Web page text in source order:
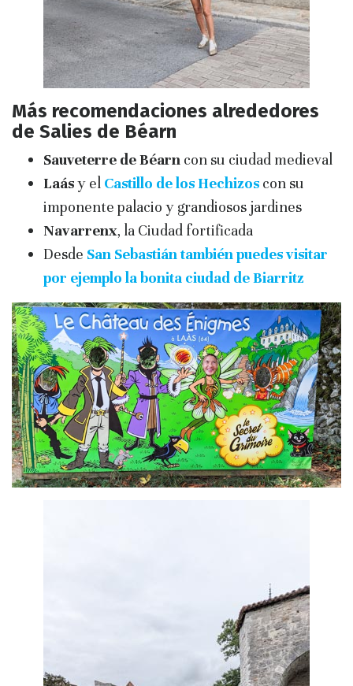
Más recomendaciones alrededores
de Salies de Béarn
Sauveterre de Béarn con su ciudad medieval
Laásy el Castillo de los Hechizos con su
imponente palacio y grandiosos jardines
Navarrenx, la Ciudad fortificada
Desde San Sebastián también puedes visitar
por ejemplo la bonita ciudad de Biarritz